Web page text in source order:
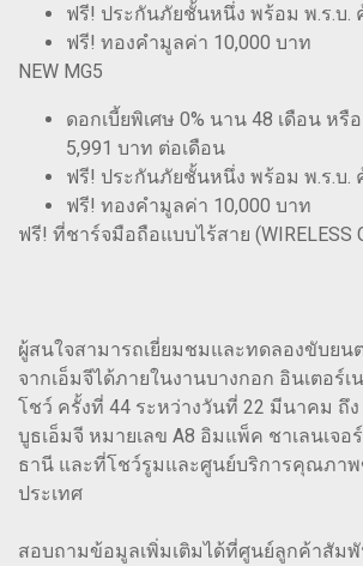
ฟรี! ประกันภัยชั้นหนึ่ง พร้อม พ.ร.บ.
ฟรี! ทองคำมูลค่า 10,000 บาท
NEW MG5
ดอกเบี้ยพิเศษ 0% นาน 48 เดือน หรื
5,991 บาท ต่อเดือน
ฟรี! ประกันภัยชั้นหนึ่ง พร้อม พ.ร.บ.
ฟรี! ทองคำมูลค่า 10,000 บาท
ฟรี! ที่ชาร์จมือถือแบบไร้สาย (WIRELESS
ผู้สนใจสามารถเยี่ยมชมและทดลองขับย
จากเอ็มจีได้ภายในงานบางกอก อินเตอร์
โชว์ ครั้งที่ 44 ระหว่างวันที่ 22 มีนาคม ถึ
บูธเอ็มจี หมายเลข A8 อิมแพ็ค ชาเลนเจอ
ธานี และที่โชว์รูมและศูนย์บริการคุณภาพ
ประเทศ
สอบถามข้อมูลเพิ่มเติมได้ที่ศูนย์ลูกค้าสัมพั